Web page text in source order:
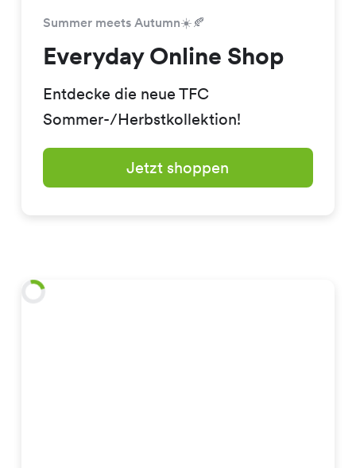
Summer meets Autumn☀️🍂
Everyday Online Shop
Entdecke die neue TFC
Sommer-/Herbstkollektion!
Jetzt shoppen